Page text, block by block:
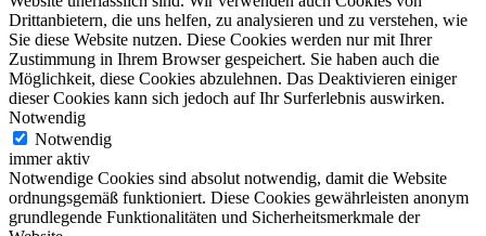
Drittanbietern, die uns helfen, zu analysieren und zu verstehen, wie
Sie diese Website nutzen. Diese Cookies werden nur mit Ihrer
Zustimmung in Ihrem Browser gespeichert. Sie haben auch die
Möglichkeit, diese Cookies abzulehnen. Das Deaktivieren einiger
dieser Cookies kann sich jedoch auf Ihr Surferlebnis auswirken.
Notwendig
Notwendig
immer aktiv
Notwendige Cookies sind absolut notwendig, damit die Website
ordnungsgemäß funktioniert. Diese Cookies gewährleisten anonym
grundlegende Funktionalitäten und Sicherheitsmerkmale der